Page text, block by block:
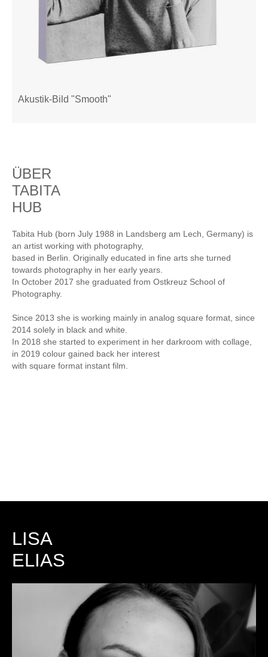
Akustik-Bild "Smooth"
ÜBER
TABITA
HUB
Tabita Hub (born July 1988 in Landsberg am Lech, Germany) is
an artist working with photography,
based in Berlin. Originally educated in fine arts she turned
towards photography in her early years.
In October 2017 she graduated from Ostkreuz School of
Photography.
Since 2013 she is working mainly in analog square format, since
2014 solely in black and white.
In 2018 she started to experiment in her darkroom with collage,
in 2019 colour gained back her interest
with square format instant film.
LISA
ELIAS